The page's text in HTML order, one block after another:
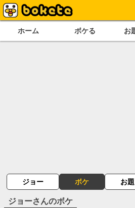
ホーム ボケる お
ジョー ボケ お題
ジョーさんのボケ